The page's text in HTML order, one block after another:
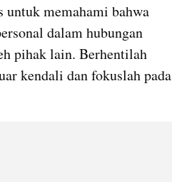
untuk memahami bahwa
dalam hubungan
pihak lain. Berhentilah
kendali dan fokuslah pada